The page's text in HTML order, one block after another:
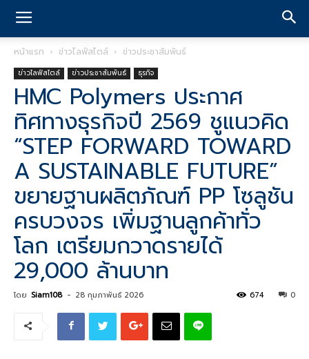
หน้าแรก ข่าวไลฟ์สไตล์ ข่าวประชาสัมพันธ์
ข่าวไลฟ์สไตล์ ข่าวประชาสัมพันธ์ ธุรกิจ
HMC Polymers ประกาศ
ทิศทางธุรกิจปี 2569 ชูแนวคิด
“STEP FORWARD TOWARD
A SUSTAINABLE FUTURE”
ขยายฐานผลิตภัณฑ์ PP โซลูชัน
ครบวงจร เพิ่มฐานลูกค้าทั่ว
โลก เตรียมกวาดรายได้
29,000 ล้านบาท
โดย Siam108 - 28 กุมภาพันธ์ 2026 0
674